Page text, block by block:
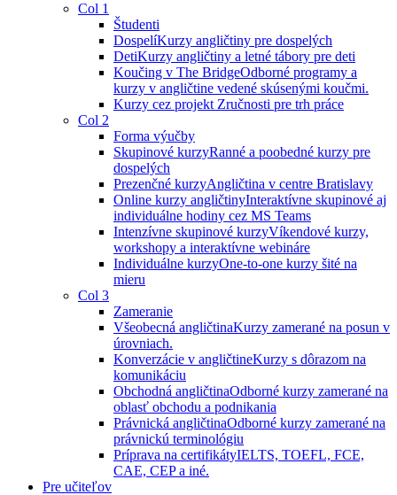
Col 1
Študenti
DospelíKurzy angličtiny pre dospelých
DetiKurzy angličtiny a letné tábory pre deti
Koučing v The BridgeOdborné programy a
kurzy v angličtine vedené skúsenými koučmi.
Kurzy cez projekt Zručnosti pre trh práce
Col 2
Forma výučby
Skupinové kurzyRanné a poobedné kurzy pre
dospelých
Prezenčné kurzyAngličtina v centre Bratislavy
Online kurzy angličtinyInteraktívne skupinové aj
individuálne hodiny cez MS Teams
Intenzívne skupinové kurzyVíkendové kurzy,
workshopy a interaktívne webináre
Individuálne kurzyOne-to-one kurzy šité na
mieru
Col 3
Zameranie
Všeobecná angličtinaKurzy zamerané na posun v
úrovniach.
Konverzácie v angličtineKurzy s dôrazom na
komunikáciu
Obchodná angličtinaOdborné kurzy zamerané na
oblasť obchodu a podnikania
Právnická angličtinaOdborné kurzy zamerané na
právnickú terminológiu
Príprava na certifikátyIELTS, TOEFL, FCE,
CAE, CEP a iné.
Pre učiteľov